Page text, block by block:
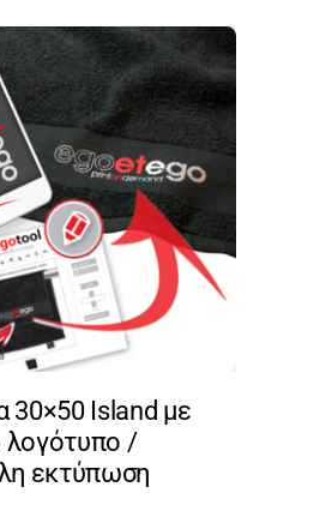
30×50 Island με
/
εκτύπωση